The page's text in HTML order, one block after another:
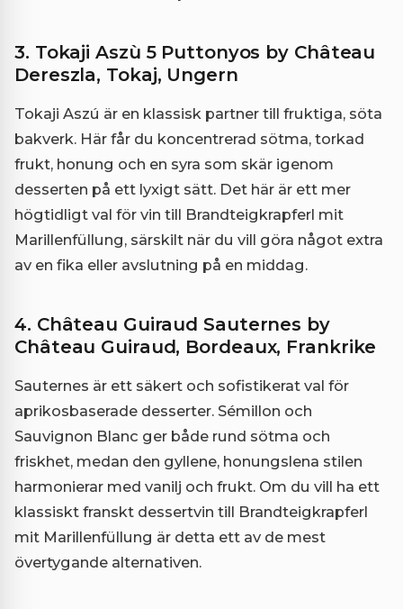
3. Tokaji Aszù 5 Puttonyos by Château
Dereszla, Tokaj, Ungern
Tokaji Aszú är en klassisk partner till fruktiga, söta
bakverk. Här får du koncentrerad sötma, torkad
frukt, honung och en syra som skär igenom
desserten på ett lyxigt sätt. Det här är ett mer
högtidligt val för vin till Brandteigkrapferl mit
Marillenfüllung, särskilt när du vill göra något extra
av en fika eller avslutning på en middag.
4. Château Guiraud Sauternes by
Château Guiraud, Bordeaux, Frankrike
Sauternes är ett säkert och sofistikerat val för
aprikosbaserade desserter. Sémillon och
Sauvignon Blanc ger både rund sötma och
friskhet, medan den gyllene, honungslena stilen
harmonierar med vanilj och frukt. Om du vill ha ett
klassiskt franskt dessertvin till Brandteigkrapferl
mit Marillenfüllung är detta ett av de mest
övertygande alternativen.